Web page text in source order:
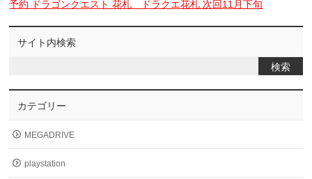
予約 ドラゴンクエスト 花札 ドラクエ花札 次回11月下旬
サイト内検索
カテゴリー
MEGADRIVE
playstation